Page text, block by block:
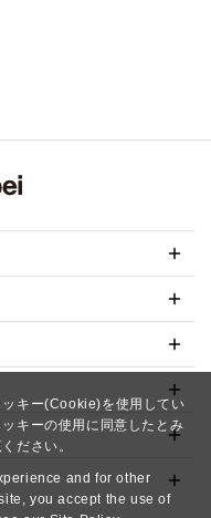
キー(Cookie)を使用してい
キーの使用に同意したとみ
ださい。
and for other
you accept the use of